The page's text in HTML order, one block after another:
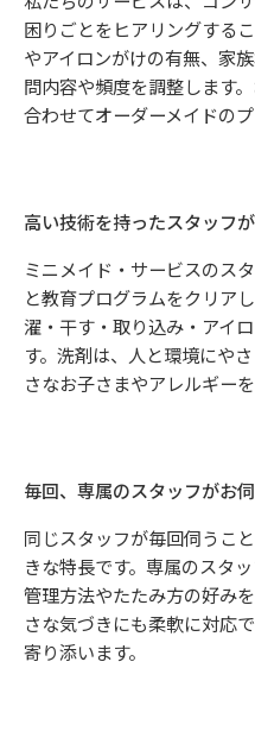
困りごとをヒアリングする
やアイロンがけの有無、家
問内容や頻度を調整します
合わせてオーダーメイドの
高い技術を持ったスタッフ
ミニメイド・サービスのス
と教育プログラムをクリア
濯・干す・取り込み・アイ
す。洗剤は、人と環境にや
さなお子さまやアレルギー
毎回、専属のスタッフがお
同じスタッフが毎回伺うこ
きな特長です。専属のスタ
管理方法やたたみ方の好み
さな気づきにも柔軟に対応
寄り添います。